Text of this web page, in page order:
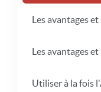
Les avantages
Les avantages
Utiliser à la fois